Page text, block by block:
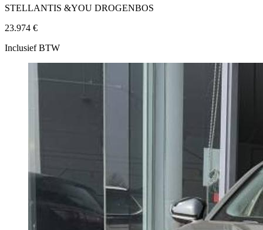
STELLANTIS &YOU DROGENBOS
23.974 €
Inclusief BTW